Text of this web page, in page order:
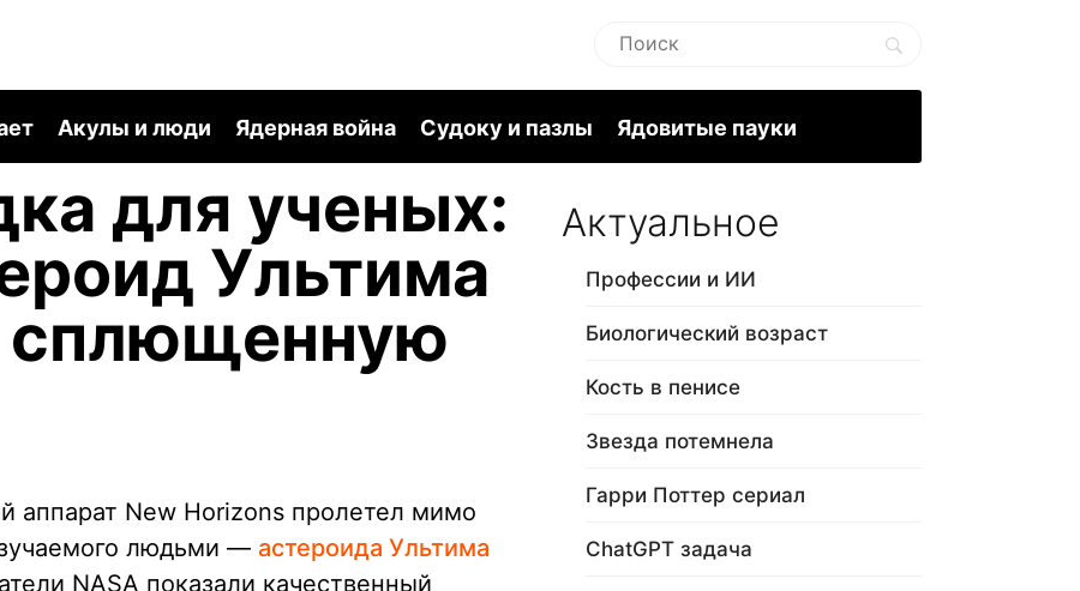
Акулы и люди Ядерная война Судоку и пазлы Ядовитые пауки
для ученых:
Ультима
сплющенную
аппарат New Horizons пролетел мимо
людьми — астероида Ультима
NASA показали качественный
Актуальное
Профессии и ИИ
Биологический возраст
Кость в пенисе
Звезда потемнела
Гарри Поттер сериал
ChatGPT задача